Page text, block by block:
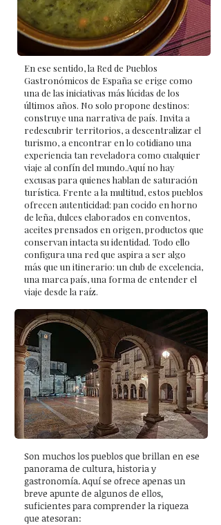
En ese sentido, la Red de Pueblos
Gastronómicos de España se erige como
una de las iniciativas más lúcidas de los
últimos años. No solo propone destinos:
construye una narrativa de país. Invita a
redescubrir territorios, a descentralizar el
turismo, a encontrar en lo cotidiano una
experiencia tan reveladora como cualquier
viaje al confín del mundo.Aquí no hay
excusas para quienes hablan de saturación
turística. Frente a la multitud, estos pueblos
ofrecen autenticidad: pan cocido en horno
de leña, dulces elaborados en conventos,
aceites prensados en origen, productos que
conservan intacta su identidad. Todo ello
configura una red que aspira a ser algo
más que un itinerario: un club de excelencia,
una marca país, una forma de entender el
viaje desde la raíz.
Son muchos los pueblos que brillan en ese
panorama de cultura, historia y
gastronomía. Aquí se ofrece apenas un
breve apunte de algunos de ellos,
suficientes para comprender la riqueza
que atesoran: